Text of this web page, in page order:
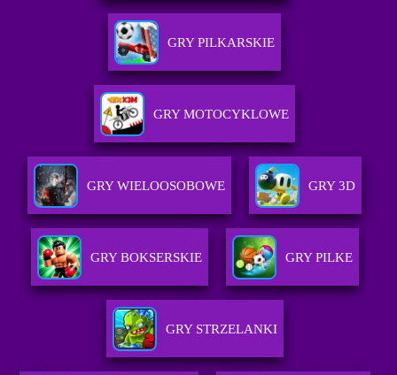
GRY PILKARSKIE
GRY MOTOCYKLOWE
GRY WIELOOSOBOWE GRY 3D
GRY BOKSERSKIE GRY PILKE
GRY STRZELANKI